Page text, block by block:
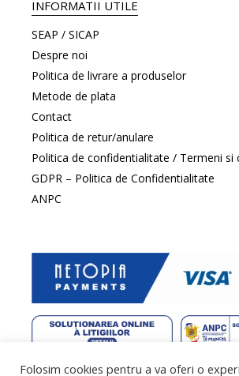
INFORMATII UTILE
SEAP / SICAP
Despre noi
Politica de livrare a produselor
Metode de plata
Contact
Politica de retur/anulare
Politica de confidentialitate / Termeni si
GDPR – Politica de Confidentialitate
ANPC
web design by DowMedia |gazduire web
Folosim cookies pentru a va oferi o